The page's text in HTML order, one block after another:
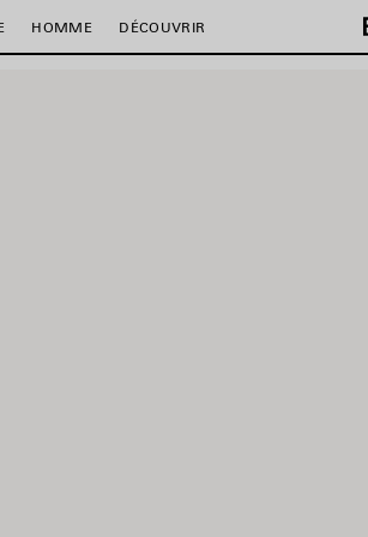
HOMME DÉCOUVRIR